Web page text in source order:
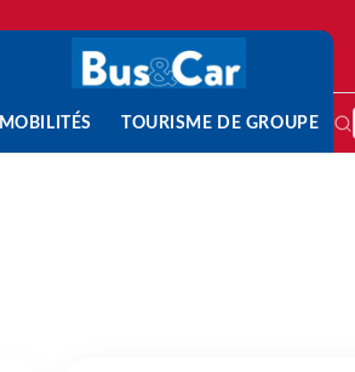
MOBILITÉS TOURISME DE GROUPE